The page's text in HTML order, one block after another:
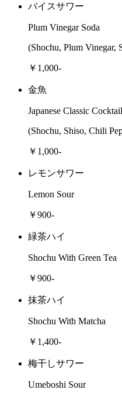
バイスサワー
Plum Vinegar Soda
(Shochu, Plum Vinegar,
￥1,000-
金魚
Japanese Classic
(Shochu, Shiso, Chili
￥1,000-
レモンサワー
Lemon Sour
￥900-
緑茶ハイ
Shochu With Green Tea
￥900-
抹茶ハイ
Shochu With Matcha
￥1,400-
梅干しサワー
Umeboshi Sour